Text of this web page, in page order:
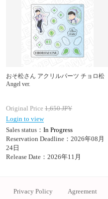
おそ松さん アクリルパーツ チョロ松
Angel ver.
Original Price 1,650JPY
Login to view
Sales status： In Progress
Reservation Deadline：2026年08月
24日
Release Date：2026年11月
Privacy Policy Agreement